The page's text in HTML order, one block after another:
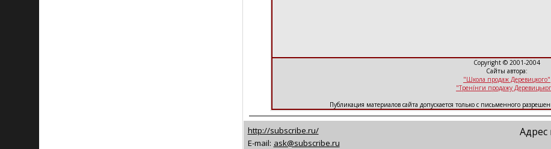
Copyright © 2001-2004
Сайты автора:
"Школа продаж Деревицкого"
"Тренíнги продажу
Публикация материалов сайта допускается только с письменного
http://subscribe.ru/
E-mail: ask@subscribe.ru
Адрес